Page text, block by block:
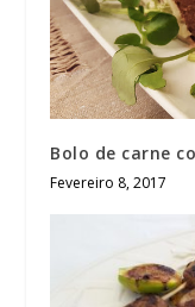
Bolo de carne
Fevereiro 8, 2017